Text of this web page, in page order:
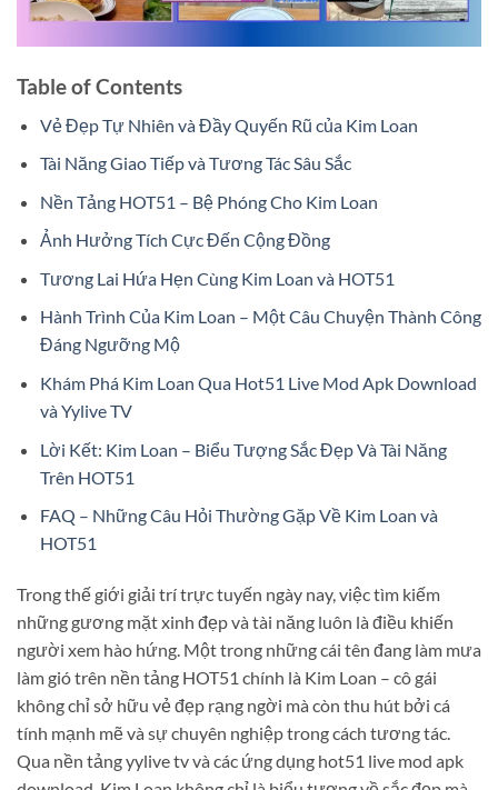
Table of Contents
Vẻ Đẹp Tự Nhiên và Đầy Quyến Rũ của Kim Loan
Tài Năng Giao Tiếp và Tương Tác Sâu Sắc
Nền Tảng HOT51 – Bệ Phóng Cho Kim Loan
Ảnh Hưởng Tích Cực Đến Cộng Đồng
Tương Lai Hứa Hẹn Cùng Kim Loan và HOT51
Hành Trình Của Kim Loan – Một Câu Chuyện Thành Công
Đáng Ngưỡng Mộ
Khám Phá Kim Loan Qua Hot51 Live Mod Apk Download
và Yylive TV
Lời Kết: Kim Loan – Biểu Tượng Sắc Đẹp Và Tài Năng
Trên HOT51
FAQ – Những Câu Hỏi Thường Gặp Về Kim Loan và
HOT51
Trong thế giới giải trí trực tuyến ngày nay, việc tìm kiếm
những gương mặt xinh đẹp và tài năng luôn là điều khiến
người xem hào hứng. Một trong những cái tên đang làm mưa
làm gió trên nền tảng HOT51 chính là Kim Loan – cô gái
không chỉ sở hữu vẻ đẹp rạng ngời mà còn thu hút bởi cá
tính mạnh mẽ và sự chuyên nghiệp trong cách tương tác.
Qua nền tảng yylive tv và các ứng dụng hot51 live mod apk